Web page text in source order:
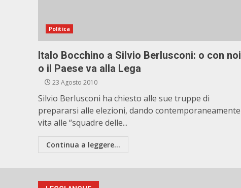
Politica
Italo Bocchino a Silvio Berlusconi: o con noi
o il Paese va alla Lega
23 Agosto 2010
Silvio Berlusconi ha chiesto alle sue truppe di
prepararsi alle elezioni, dando contemporaneamente
vita alle “squadre delle...
Continua a leggere...